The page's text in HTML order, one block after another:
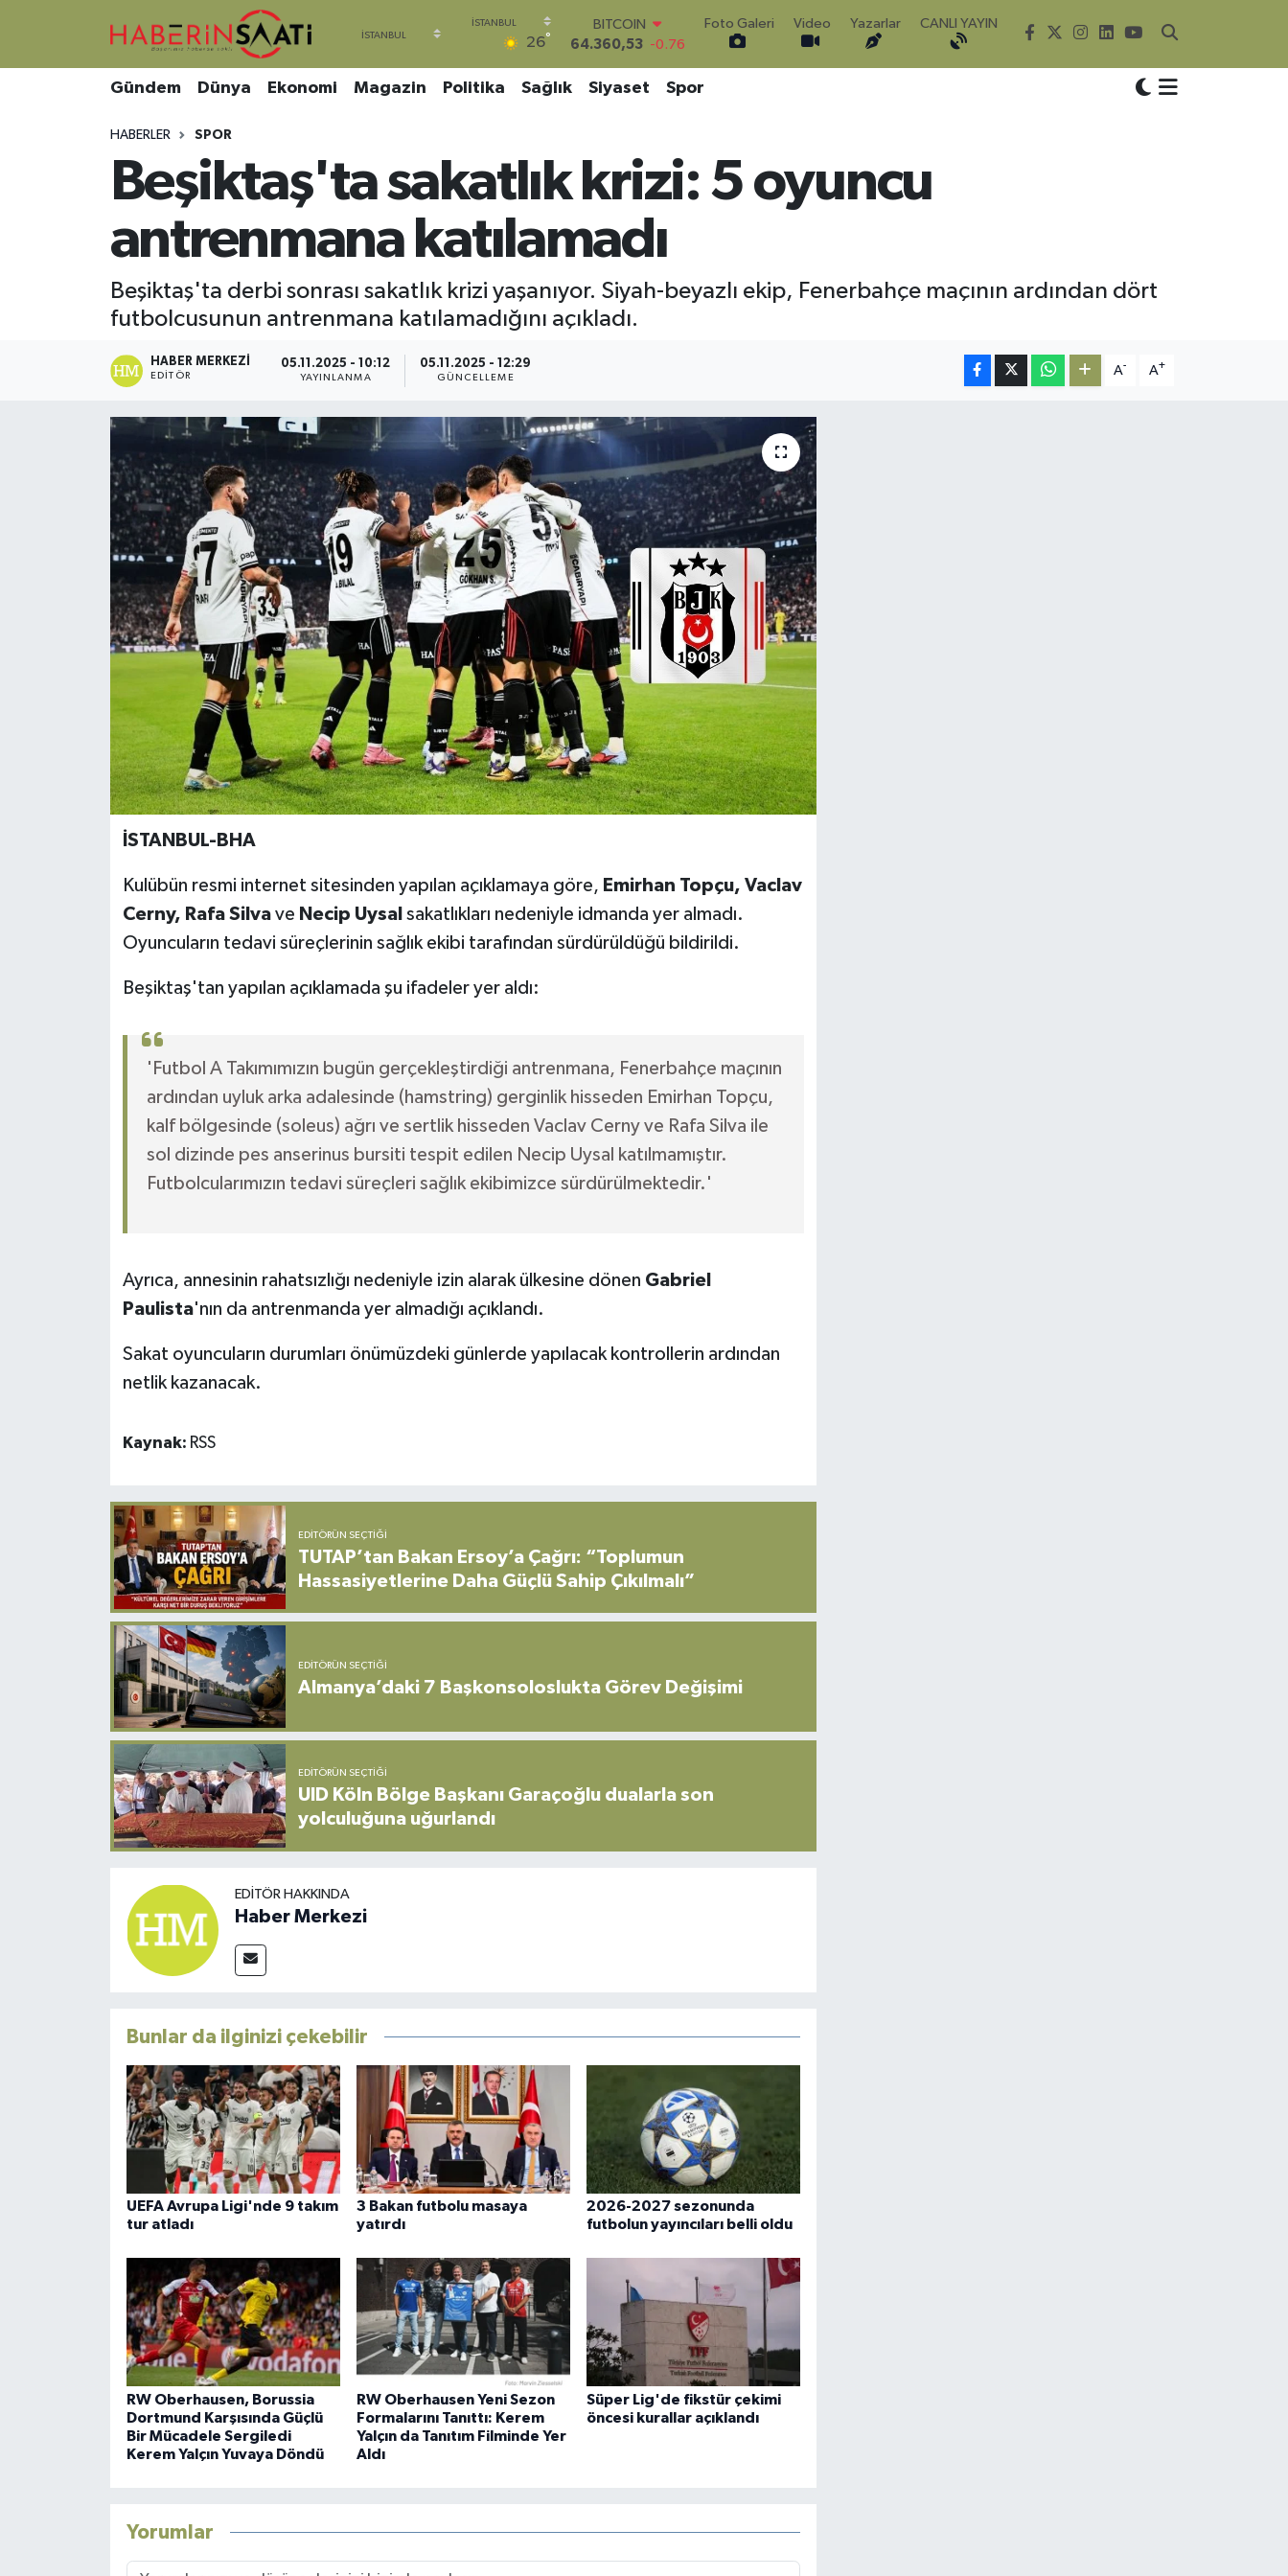
26°
DOLAR
47,7143
0.16
EURO
55,0317 -0.02
6574.81
1.44
BİST100
Foto Galeri Video Yazarlar CANLI YAYIN
Gündem Dünya Ekonomi Magazin Politika Sağlık Siyaset Spor
HABERLER SPOR
Beşiktaş'ta sakatlık krizi: 5 oyuncu
antrenmana katılamadı
Beşiktaş'ta derbi sonrası sakatlık krizi yaşanıyor. Siyah-beyazlı ekip, Fenerbahçe maçının ardından dört
futbolcusunun antrenmana katılamadığını açıkladı.
HABER MERKEZI
EDITÖR
05.11.2025 - 10:12
YAYINLANMA
05.11.2025 - 12:29
GÜNCELLEME
A- A+
İSTANBUL-BHA
Kulübün resmi internet sitesinden yapılan açıklamaya göre, Emirhan Topçu, Vaclav
Cerny, Rafa Silvave Necip Uysal sakatlıkları nedeniyle idmanda yer almadı.
Oyuncuların tedavi süreçlerinin sağlık ekibi tarafından sürdürüldüğü bildirildi.
Beşiktaş'tan yapılan açıklamada şu ifadeler yer aldı:
'Futbol A Takımımızın bugün gerçekleştirdiği antrenmana, Fenerbahçe maçının
ardından uyluk arka adalesinde (hamstring) gerginlik hisseden Emirhan Topçu,
kalf bölgesinde (soleus) ağrı ve sertlik hisseden Vaclav Cerny ve Rafa Silva ile
sol dizinde pes anserinus bursiti tespit edilen Necip Uysal katılmamıştır.
Futbolcularımızın tedavi süreçleri sağlık ekibimizce sürdürülmektedir.'
Ayrıca, annesinin rahatsızlığı nedeniyle izin alarak ülkesine dönen Gabriel
Paulista'nın da antrenmanda yer almadığı açıklandı.
Sakat oyuncuların durumları önümüzdeki günlerde yapılacak kontrollerin ardından
netlik kazanacak.
Kaynak: RSS
EDITÖRÜN SEÇTIĞI
TUTAP’tan Bakan Ersoy’a Çağrı: “Toplumun
Hassasiyetlerine Daha Güçlü Sahip Çıkılmalı”
EDITÖRÜN SEÇTIĞI
Almanya’daki 7 Başkonsoloslukta Görev Değişimi
EDITÖRÜN SEÇTIĞI
UID Köln Bölge Başkanı Garaçoğlu dualarla son
yolculuğuna uğurlandı
EDITÖR HAKKINDA
Haber Merkezi
Bunlar da ilginizi çekebilir
UEFA Avrupa Ligi'nde 9 takım
tur atladı
3 Bakan futbolu masaya
yatırdı
2026-2027 sezonunda
futbolun yayıncıları belli oldu
RW Oberhausen, Borussia
Dortmund Karşısında Güçlü
Bir Mücadele Sergiledi
Kerem Yalçın Yuvaya Döndü
RW Oberhausen Yeni Sezon
Formalarını Tanıttı: Kerem
Yalçın da Tanıtım Filminde Yer
Aldı
Süper Lig'de fikstür çekimi
öncesi kurallar açıklandı
Yorumlar
Asayiş
Ekonomi
Gündem
Haberde İnsan
Kültür-Sanat
Magazin
Podcast
Nöbetçi Eczaneler
Trafik Durumu
Süper Lig Puan Durumu ve Fikstür
Son Dakika Haberleri
Haber Arşivi